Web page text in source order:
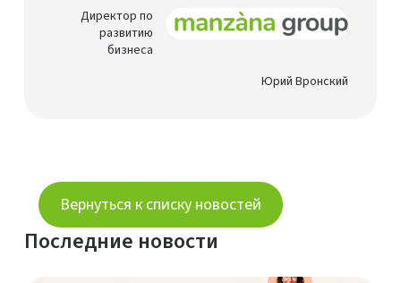
Директор по
развитию
бизнеса
Юрий Вронский
Вернуться к списку новостей
Последние новости